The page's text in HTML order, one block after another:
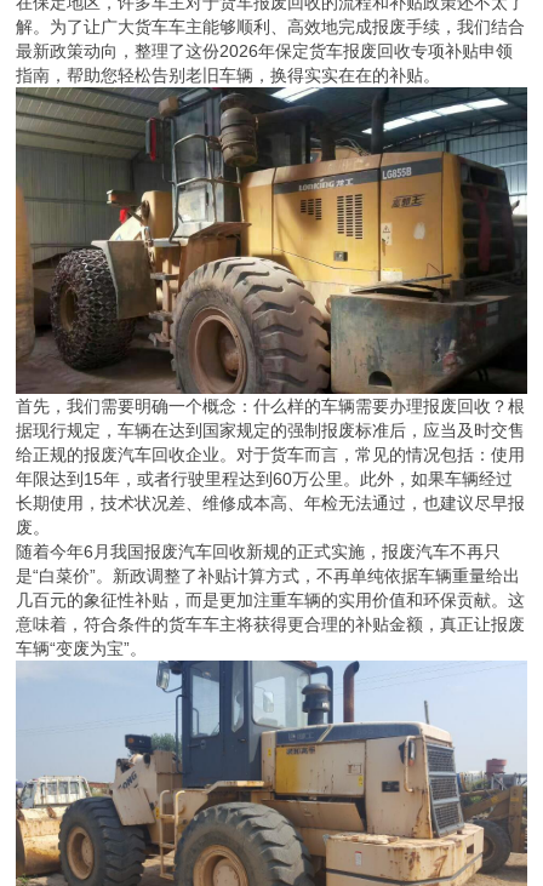
解。为了让广大货车车主能够顺利、高效地完成报废手续，我们结合
最新政策动向，整理了这份2026年保定货车报废回收专项补贴申领
指南，帮助您轻松告别老旧车辆，换得实实在在的补贴。
首先，我们需要明确一个概念：什么样的车辆需要办理报废回收？根
据现行规定，车辆在达到国家规定的强制报废标准后，应当及时交售
给正规的报废汽车回收企业。对于货车而言，常见的情况包括：使用
年限达到15年，或者行驶里程达到60万公里。此外，如果车辆经过
长期使用，技术状况差、维修成本高、年检无法通过，也建议尽早报
废。
随着今年6月我国报废汽车回收新规的正式实施，报废汽车不再只
是“白菜价”。新政调整了补贴计算方式，不再单纯依据车辆重量给出
几百元的象征性补贴，而是更加注重车辆的实用价值和环保贡献。这
意味着，符合条件的货车车主将获得更合理的补贴金额，真正让报废
车辆“变废为宝”。